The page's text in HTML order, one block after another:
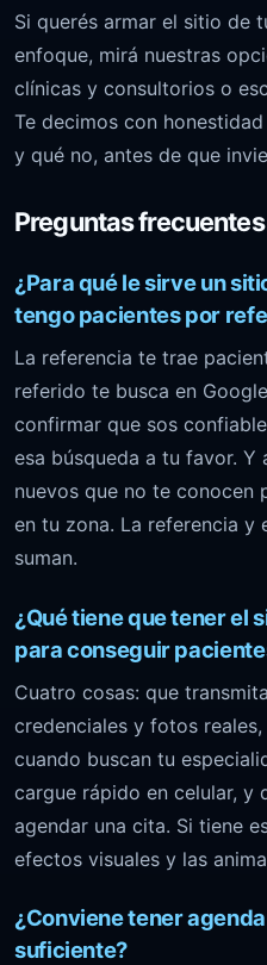
Si querés armar el sitio de
enfoque, mirá nuestras
clínicas y consultorios o
Te decimos con
y qué no, antes de que
Preguntas frecuentes
¿Para qué le sirve un
tengo pacientes por
La referencia te trae
referido te busca en
confirmar que sos
esa búsqueda a tu favor. Y
nuevos que no te conocen
en tu zona. La referencia y
suman.
¿Qué tiene que tener el
para conseguir
Cuatro cosas: que
credenciales y fotos
cuando buscan tu
cargue rápido en celular, y
agendar una cita. Si tiene
efectos visuales y las
¿Conviene tener
suficiente?